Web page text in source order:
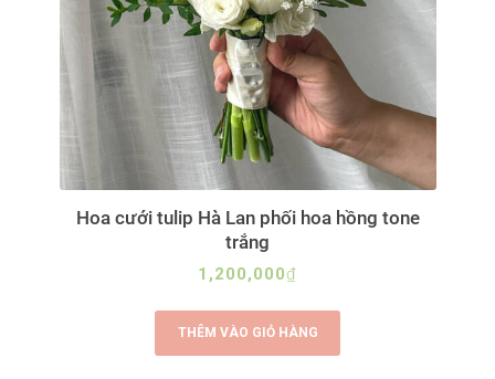
Hoa cưới tulip Hà Lan phối hoa hồng tone
trắng
1,200,000₫
THÊM VÀO GIỎ HÀNG